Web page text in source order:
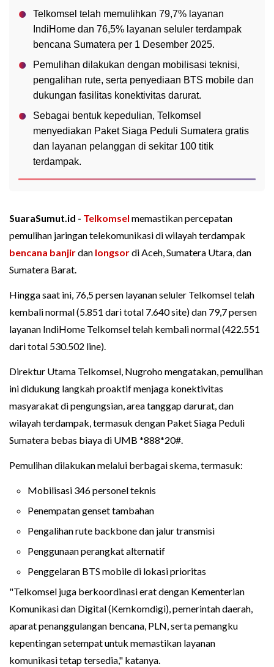
Telkomsel telah memulihkan 79,7% layanan
IndiHome dan 76,5% layanan seluler terdampak
bencana Sumatera per 1 Desember 2025.
Pemulihan dilakukan dengan mobilisasi teknisi,
pengalihan rute, serta penyediaan BTS mobile dan
dukungan fasilitas konektivitas darurat.
Sebagai bentuk kepedulian, Telkomsel
menyediakan Paket Siaga Peduli Sumatera gratis
dan layanan pelanggan di sekitar 100 titik
terdampak.
SuaraSumut.id - Telkomsel memastikan percepatan
pemulihan jaringan telekomunikasi di wilayah terdampak
bencana banjirdan longsordi Aceh, Sumatera Utara, dan
Sumatera Barat.
Hingga saat ini, 76,5 persen layanan seluler Telkomsel telah
kembali normal (5.851 dari total 7.640 site) dan 79,7 persen
layanan IndiHome Telkomsel telah kembali normal (422.551
dari total 530.502 line).
Direktur Utama Telkomsel, Nugroho mengatakan, pemulihan
ini didukung langkah proaktif menjaga konektivitas
masyarakat di pengungsian, area tanggap darurat, dan
wilayah terdampak, termasuk dengan Paket Siaga Peduli
Sumatera bebas biaya di UMB *888*20#.
Pemulihan dilakukan melalui berbagai skema, termasuk:
Mobilisasi 346 personel teknis
Penempatan genset tambahan
Pengalihan rute backbone dan jalur transmisi
Penggunaan perangkat alternatif
Penggelaran BTS mobile di lokasi prioritas
"Telkomsel juga berkoordinasi erat dengan Kementerian
Komunikasi dan Digital (Kemkomdigi), pemerintah daerah,
aparat penanggulangan bencana, PLN, serta pemangku
kepentingan setempat untuk memastikan layanan
komunikasi tetap tersedia," katanya.